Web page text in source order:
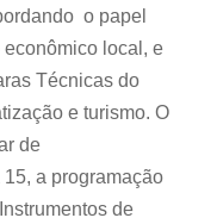
o papel
local, e
Técnicas do
e turismo. O
de
a programação
de